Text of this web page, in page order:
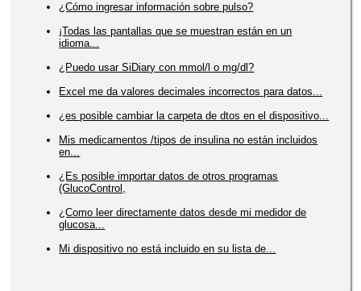
¿Cómo ingresar información sobre pulso?
¡Todas las pantallas que se muestran están en un
idioma...
¿Puedo usar SiDiary con mmol/l o mg/dl?
Excel me da valores decimales incorrectos para datos...
¿es posible cambiar la carpeta de dtos en el dispositivo...
Mis medicamentos /tipos de insulina no están incluidos
en...
¿Es posible importar datos de otros programas
(GlucoControl,
¿Como leer directamente datos desde mi medidor de
glucosa...
Mi dispositivo no está incluido en su lista de...